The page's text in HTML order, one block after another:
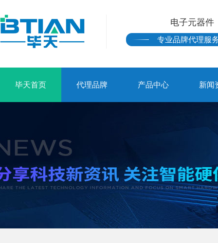
电子元器件
专业品牌代理服
毕天首页 代理品牌 产品中心 新闻